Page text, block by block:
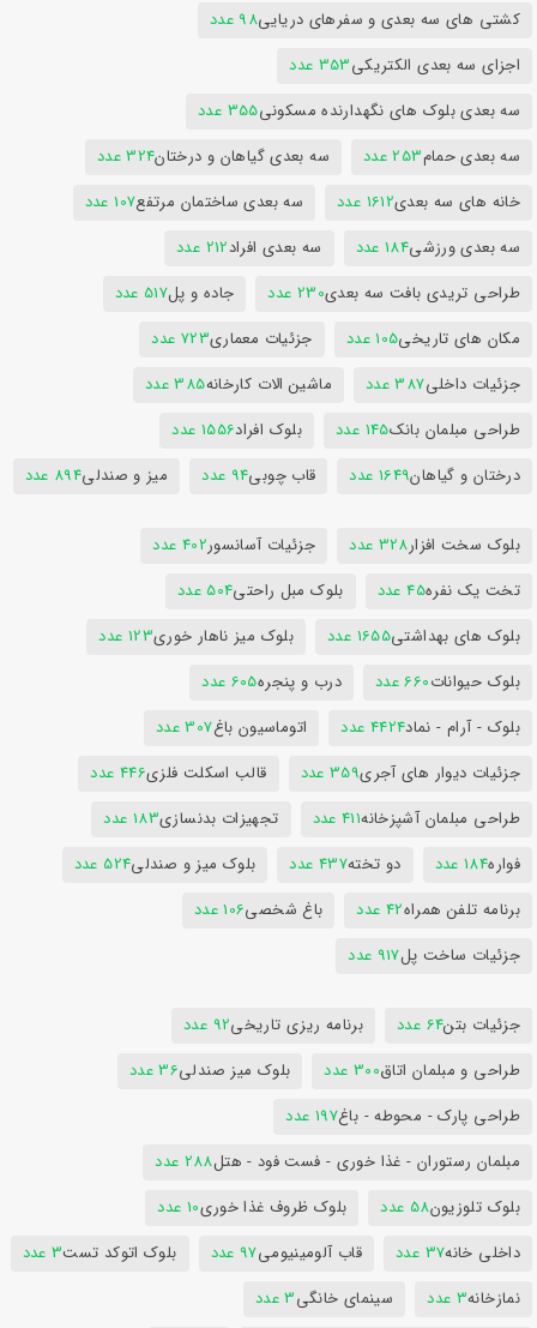
کشتی های سه بعدی و سفرهای دریایی98 عدد
اجزای سه بعدی الکتریکی353 عدد
سه بعدی بلوک های نگهدارنده مسکونی355 عدد
سه بعدی حمام253 عدد سه بعدی گیاهان و درختان324 عدد
خانه های سه بعدی1612 عدد سه بعدی ساختمان مرتفع107 عدد
سه بعدی ورزشی184 عدد سه بعدی افراد212 عدد
طراحی تریدی بافت سه بعدی230 عدد جاده و پل517 عدد
مکان های تاریخی105 عدد جزئیات معماری723 عدد
جزئیات داخلی387 عدد ماشین الات کارخانه385 عدد
طراحی مبلمان بانک145 عدد بلوک افراد1556 عدد
درختان و گیاهان1649 عدد قاب چوبی94 عدد میز و صندلی894 عدد
بلوک سخت افزار328 عدد جزئیات آسانسور402 عدد
تخت یک نفره45 عدد بلوک مبل راحتی504 عدد
بلوک های بهداشتی1655 عدد بلوک میز ناهار خوری123 عدد
بلوک حیوانات660 عدد درب و پنجره605 عدد
بلوک - آرام - نماد4424 عدد اتوماسیون باغ307 عدد
جزئیات دیوار های آجری359 عدد قالب اسکلت فلزی446 عدد
طراحی مبلمان آشپزخانه411 عدد تجهیزات بدنسازی183 عدد
فواره184 عدد دو تخته437 عدد بلوک میز و صندلی524 عدد
برنامه تلفن همراه42 عدد باغ شخصی106 عدد
جزئیات ساخت پل917 عدد
جزئیات بتن64 عدد برنامه ریزی تاریخی92 عدد
طراحی و مبلمان اتاق300 عدد بلوک میز صندلی36 عدد
طراحی پارک - محوطه - باغ197 عدد
مبلمان رستوران - غذا خوری - فست فود - هتل288 عدد
بلوک تلوزیون58 عدد بلوک ظروف غذا خوری10 عدد
داخلی خانه37 عدد قاب آلومینیومی97 عدد بلوک اتوکد تست3 عدد
نمازخانه3 عدد سینمای خانگی3 عدد